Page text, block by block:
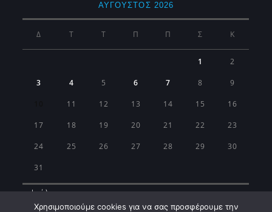
ΑΎΓΟΥΣΤΟΣ 2026
Δ Τ Τ Π Π Σ Κ
1 2
3 4 5 6 7 8 9
11 12 13 14 15 16
17 18 19 20 21 22 23
24 25 26 27 28 29 30
31
« Ιούλ
Χρησιμοποιούμε cookies για να σας προσφέρουμε την